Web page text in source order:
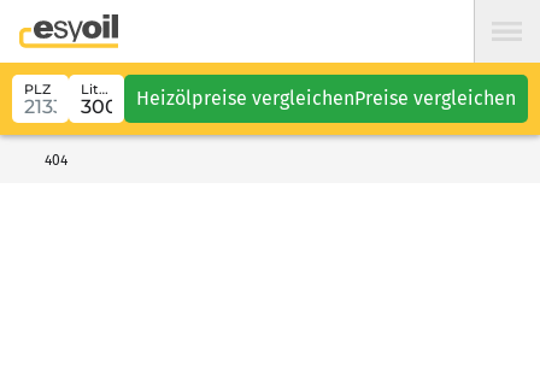
PLZ Liter Heizölpreise vergleichenPreise vergleichen
404